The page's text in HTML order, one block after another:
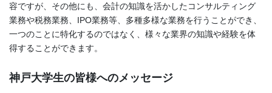
容ですが、その他にも、会計の知識を活かしたコンサルティング
業務や税務業務、IPO業務等、多種多様な業務を行うことができ、
一つのことに特化するのではなく、様々な業界の知識や経験を体
得することができます。
神戸大学生の皆様へのメッセージ